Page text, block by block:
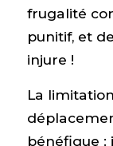
frugalité
punitif, et
injure !
La
bénéfique :